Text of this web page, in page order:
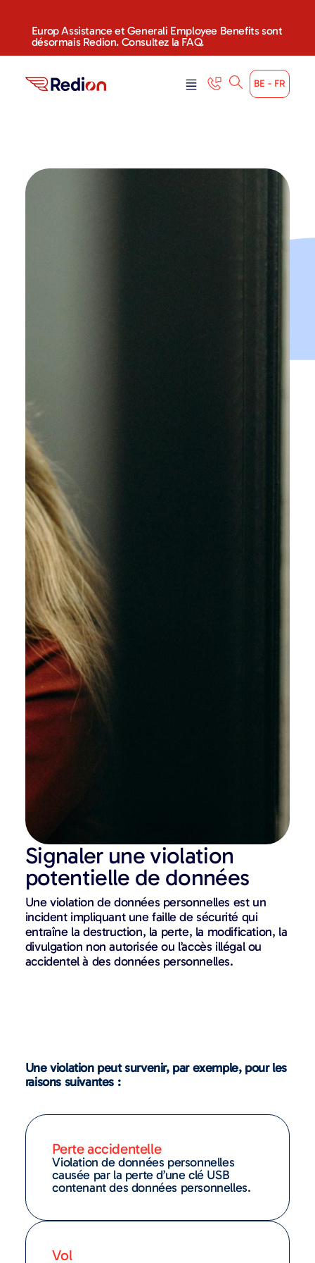
Europ Assistance et Generali Employee Benefits sont
désormais Redion. Consultez la FAQ.
BE - FR
Signaler une violation
potentielle de données
Une violation de données personnelles est un
incident impliquant une faille de sécurité qui
entraîne la destruction, la perte, la modification, la
divulgation non autorisée ou l’accès illégal ou
accidentel à des données personnelles.
Une violation peut survenir, par exemple, pour les
raisons suivantes :
Perte accidentelle
Violation de données personnelles
causée par la perte d’une clé USB
contenant des données personnelles.
Vol